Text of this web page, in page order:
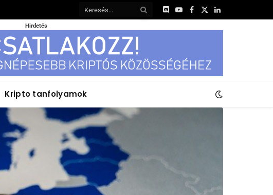
DiscordYouTube
Facebook
X
LinkedIn
Hirdetés
Kripto tanfolyamok